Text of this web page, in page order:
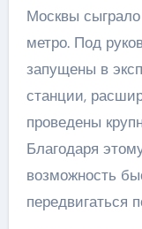
Москвы сыграло
метро. Под
запущены в
станции,
проведены
Благодаря
возможность
передвигаться